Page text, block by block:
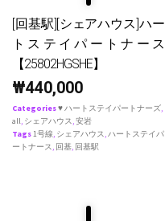
[回基駅][シェアハウス]ハー
トステイパートナース
【25802HGSHE】
₩440,000
Categories♥ ハートステイパートナーズ,
all, シェアハウス,安岩
Tags1号線, シェアハウス,ハートステイパ
ートナース, 回基, 回基駅